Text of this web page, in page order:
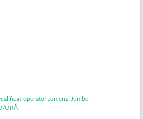
operator comenzi Jumbo-
ORĂ